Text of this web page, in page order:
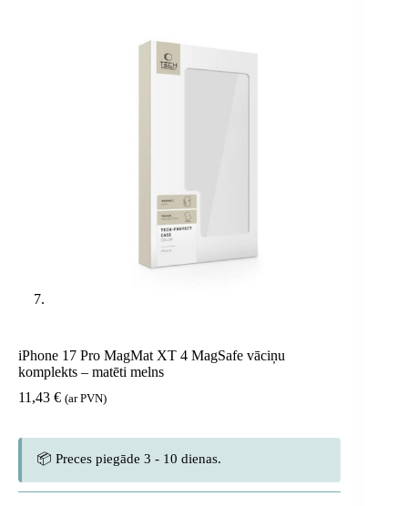
iPhone 17 Pro MagMat XT 4 MagSafe vāciņu
komplekts – matēti melns
11,43 € (ar PVN)
📦 Preces piegāde 3 - 10 dienas.